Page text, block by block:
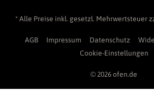
* Alle Preise inkl. gesetzl. Mehrwertsteuer
AGB Impressum Datenschutz
Cookie-Einstellungen
© 2026 ofen.de